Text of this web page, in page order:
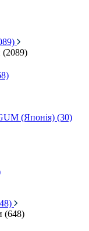
(2089)
(Японія) (30)
(648)